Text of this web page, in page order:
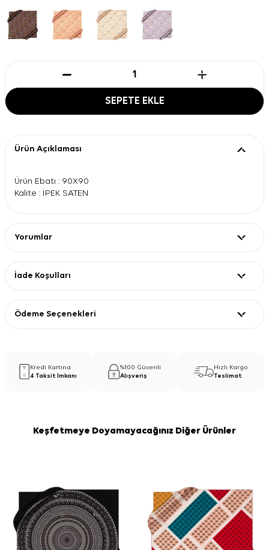
SEPETE EKLE
Ürün Açıklaması
Ürün Ebatı : 90X90
Kalite : İPEK SATEN
Yorumlar
İade Koşulları
Ödeme Seçenekleri
Kredi Kartına
4 Taksit İmkanı
%100 Güvenli
Alışveriş
Hızlı Kargo
Teslimat
Keşfetmeye Doyamayacağınız Diğer Ürünler